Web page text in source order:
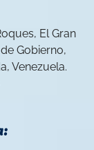
El Gran
Gobierno,
Venezuela.